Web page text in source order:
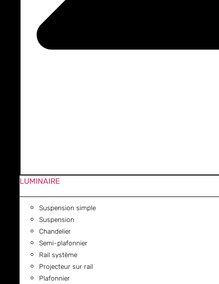
LUMINAIRE
Suspension simple
Suspension
Chandelier
Semi-plafonnier
Rail système
Projecteur sur rail
Plafonnier